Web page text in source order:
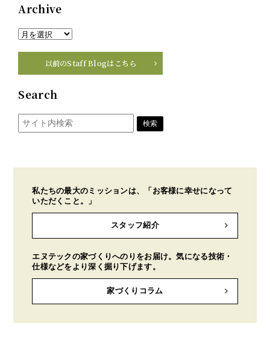
Archive
以前のStaff Blogはこちら
Search
私たちの最大のミッションは、「お客様に幸せになって
いただくこと。」
スタッフ紹介
エヌテックの家づくりへのりをお届け。気になる技術・
仕様などをより深く掘り下げます。
家づくりコラム